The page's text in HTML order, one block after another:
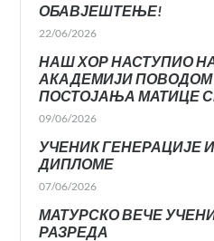
ОБАВЈЕШТЕЊЕ!
22/06/2026
НАШ ХОР НАСТУПИО
АКАДЕМИЈИ ПОВОДОМ
ПОСТОЈАЊА МАТИЦЕ
09/06/2026
УЧЕНИК ГЕНЕРАЦИЈЕ
ДИПЛОМЕ
07/06/2026
МАТУРСКО ВЕЧЕ
РАЗРЕДА